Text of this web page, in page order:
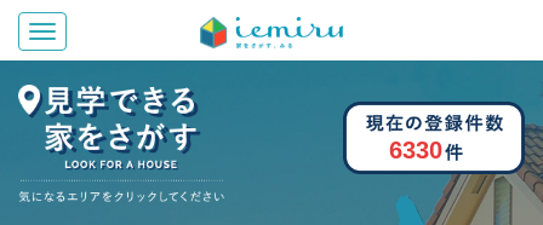
Toggle navigation
6330